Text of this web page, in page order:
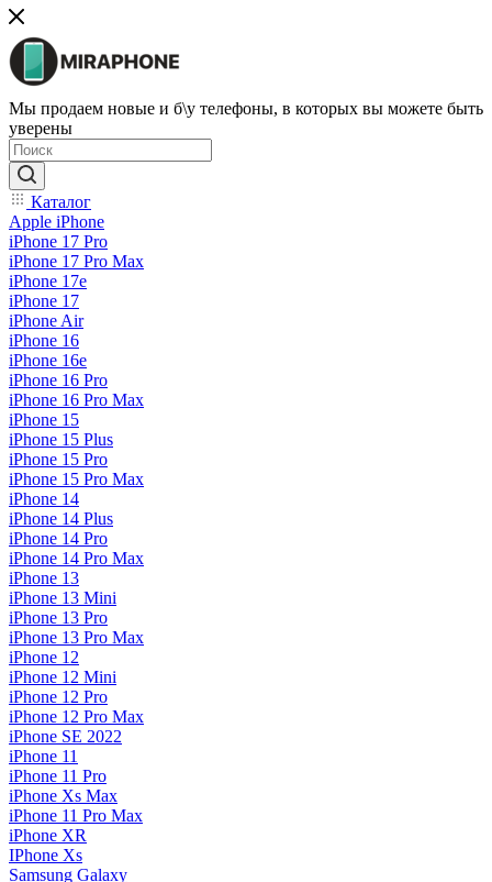
Мы продаем новые и б\у телефоны, в которых вы можете быть
уверены
Каталог
Apple iPhone
iPhone 17 Pro
iPhone 17 Pro Max
iPhone 17e
iPhone 17
iPhone Air
iPhone 16
iPhone 16e
iPhone 16 Pro
iPhone 16 Pro Max
iPhone 15
iPhone 15 Plus
iPhone 15 Pro
iPhone 15 Pro Max
iPhone 14
iPhone 14 Plus
iPhone 14 Pro
iPhone 14 Pro Max
iPhone 13
iPhone 13 Mini
iPhone 13 Pro
iPhone 13 Pro Max
iPhone 12
iPhone 12 Mini
iPhone 12 Pro
iPhone 12 Pro Max
iPhone SE 2022
iPhone 11
iPhone 11 Pro
iPhone Xs Max
iPhone 11 Pro Max
iPhone XR
IPhone Xs
Samsung Galaxy